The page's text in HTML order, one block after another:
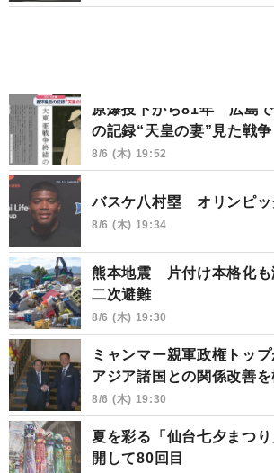
原爆投下から81年 広島
の記録“天皇の妻”見た戦争
8/6 (木) 19:52
バスケ八村塁 オリンピッ
8/6 (木) 19:34
熊本地震 片付け本格化
二次避難
8/6 (木) 19:30
ミャンマー親軍政権トッ
アジア諸国との関係改善
8/6 (木) 19:30
夏を彩る「仙台七夕まつ
開して80回目